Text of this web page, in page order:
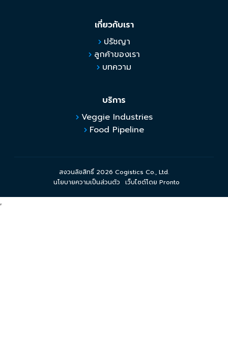
เกี่ยวกับเรา
ปรัชญา
ลูกค้าของเรา
บทความ
บริการ
Veggie Industries
Food Pipeline
สงวนลิขสิทธิ์ 2026 Cogistics Co., Ltd.
นโยบายความเป็นส่วนตัว
เว็บไซต์โดย Pronto